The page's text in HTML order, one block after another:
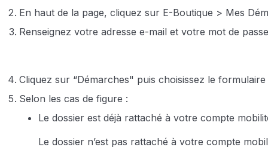
En haut de la page, cliquez sur E-Boutique > Mes
Renseignez votre adresse e-mail et votre mot de
Cliquez sur “Démarches" puis choisissez le
Selon les cas de figure :
Le dossier est déjà rattaché à votre compte
Le dossier n’est pas rattaché à votre compte